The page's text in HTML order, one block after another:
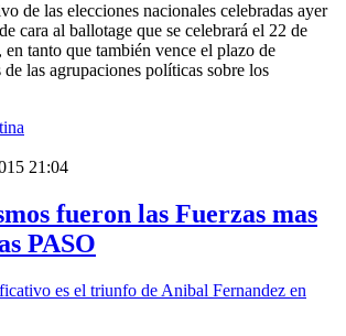
de las elecciones nacionales celebradas ayer
cara al ballotage que se celebrará el 22 de
tanto que también vence el plazo de
de las agrupaciones políticas sobre los
21:04
fueron las Fuerzas mas
PASO